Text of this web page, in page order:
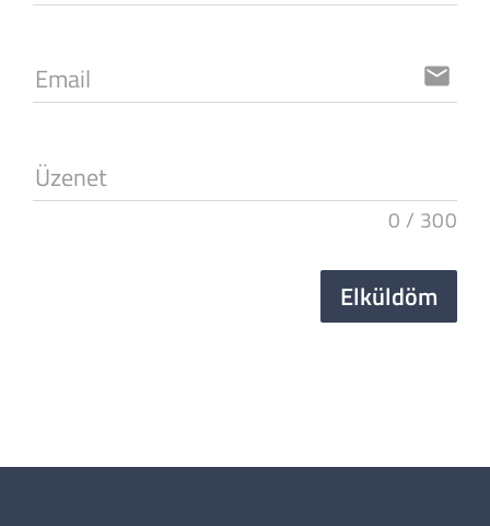
Email email
Üzenet
0 / 300
Elküldöm